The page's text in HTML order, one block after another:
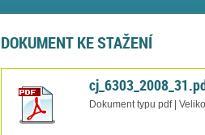
DOKUMENT KE STAŽENÍ
Dokument typu pdf |